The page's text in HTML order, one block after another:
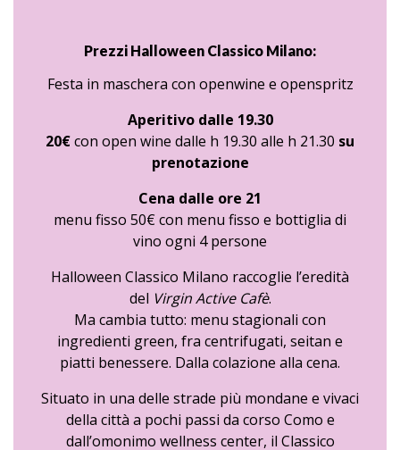
Prezzi Halloween Classico Milano:
Festa in maschera con openwine e openspritz
Aperitivo dalle 19.30
20€con open wine dalle h 19.30 alle h 21.30 su
prenotazione
Cena dalle ore 21
menu fisso 50€ con menu fisso e bottiglia di
vino ogni 4 persone
Halloween Classico Milano raccoglie l’eredità
del Virgin Active Cafè.
Ma cambia tutto: menu stagionali con
ingredienti green, fra centrifugati, seitan e
piatti benessere. Dalla colazione alla cena.
Situato in una delle strade più mondane e vivaci
della città a pochi passi da corso Como e
dall’omonimo wellness center, il Classico